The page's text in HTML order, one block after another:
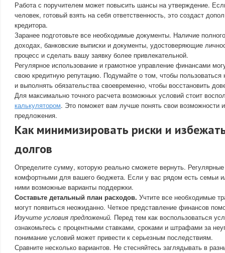
Работа с поручителем может повысить шансы на утверждение.
человек, готовый взять на себя ответственность, это создаст
кредитора.
Заранее подготовьте все необходимые документы. Наличие
доходах, банковские выписки и документы, удостоверяющие
процесс и сделать вашу заявку более привлекательной.
Регулярное использование и грамотное управление финансами
свою кредитную репутацию. Подумайте о том, чтобы
и выполнять обязательства своевременно, чтобы восстановить
Для максимально точного расчета возможных условий стоит
калькулятором. Это поможет вам лучше понять свои возможности
предложения.
Как минимизировать риски и
долгов
Определите сумму, которую реально сможете вернуть.
комфортными для вашего бюджета. Если у вас рядом есть семьи
ними возможные варианты поддержки.
Составьте детальный план расходов. Учтите все необходимые
могут появиться неожиданно. Четкое представление финансов
Изучите условия предложений. Перед тем как воспользоваться
ознакомьтесь с процентными ставками, сроками и штрафами за
понимание условий может привести к серьезным последствиям.
Сравните несколько вариантов. Не стесняйтесь заглядывать в